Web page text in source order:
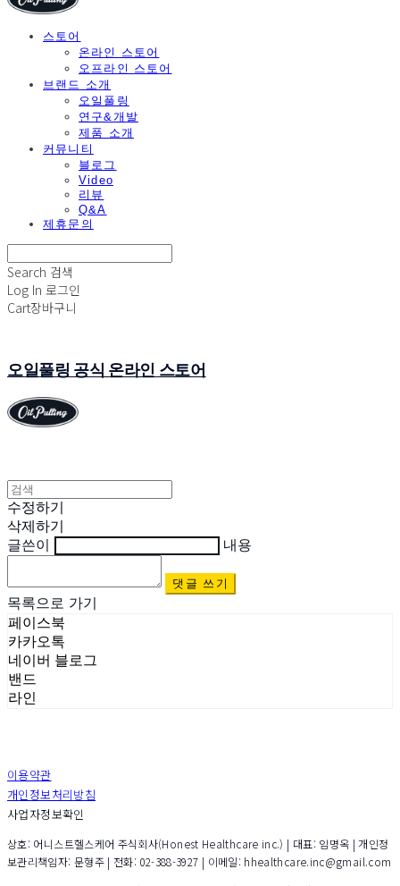
스토어
온라인 스토어
오프라인 스토어
브랜드 소개
오일풀링
연구&개발
제품 소개
커뮤니티
블로그
Video
리뷰
Q&A
제휴문의
Search 검색
Log In 로그인
Cart장바구니
오일풀링 공식 온라인 스토어
수정하기
삭제하기
글쓴이
내용
댓글 쓰기
목록으로 가기
페이스북
카카오톡
네이버 블로그
밴드
라인
이용약관
개인정보처리방침
사업자정보확인
상호: 어니스트헬스케어 주식회사(Honest Healthcare inc.) | 대표: 임명옥 | 개인정
보관리책임자: 문형주 | 전화: 02-388-3927 | 이메일: hhealthcare.inc@gmail.com